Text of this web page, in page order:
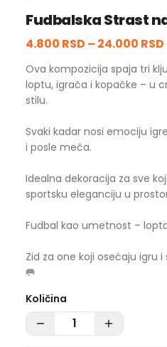
Fudbalska Strast
4.800 RSD – 24.000 RSD
Ova kompozicija spaja tri
loptu, igrača i kopačke – u
stilu.
Svaki kadar nosi emociju
i posle meča.
Idealna dekoracija za sve
sportsku eleganciju u
Fudbal kao umetnost –
Zid za one koji osećaju igru
🥅
Količina